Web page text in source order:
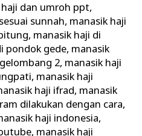
haji dan umroh ppt,
sunnah, manasik haji
, manasik haji di
pondok gede, manasik
2, manasik haji
, manasik haji
haji ifrad, manasik
dilakukan dengan cara,
haji indonesia,
, manasik haji